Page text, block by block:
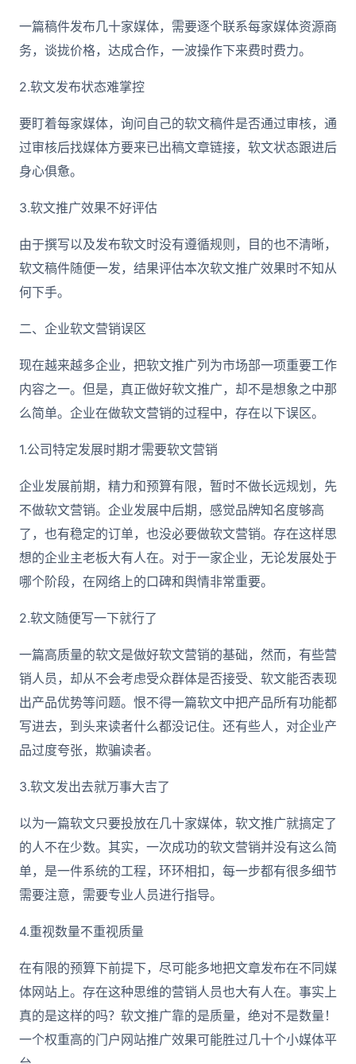
一篇稿件发布几十家媒体，需要逐个联系每家媒体资源商
务，谈拢价格，达成合作，一波操作下来费时费力。
2.软文发布状态难掌控
要盯着每家媒体，询问自己的软文稿件是否通过审核，通
过审核后找媒体方要来已出稿文章链接，软文状态跟进后
身心俱惫。
3.软文推广效果不好评估
由于撰写以及发布软文时没有遵循规则，目的也不清晰，
软文稿件随便一发，结果评估本次软文推广效果时不知从
何下手。
二、企业软文营销误区
现在越来越多企业，把软文推广列为市场部一项重要工作
内容之一。但是，真正做好软文推广，却不是想象之中那
么简单。企业在做软文营销的过程中，存在以下误区。
1.公司特定发展时期才需要软文营销
企业发展前期，精力和预算有限，暂时不做长远规划，先
不做软文营销。企业发展中后期，感觉品牌知名度够高
了，也有稳定的订单，也没必要做软文营销。存在这样思
想的企业主老板大有人在。对于一家企业，无论发展处于
哪个阶段，在网络上的口碑和舆情非常重要。
2.软文随便写一下就行了
一篇高质量的软文是做好软文营销的基础，然而，有些营
销人员，却从不会考虑受众群体是否接受、软文能否表现
出产品优势等问题。恨不得一篇软文中把产品所有功能都
写进去，到头来读者什么都没记住。还有些人，对企业产
品过度夸张，欺骗读者。
3.软文发出去就万事大吉了
以为一篇软文只要投放在几十家媒体，软文推广就搞定了
的人不在少数。其实，一次成功的软文营销并没有这么简
单，是一件系统的工程，环环相扣，每一步都有很多细节
需要注意，需要专业人员进行指导。
4.重视数量不重视质量
在有限的预算下前提下，尽可能多地把文章发布在不同媒
体网站上。存在这种思维的营销人员也大有人在。事实上
真的是这样的吗？软文推广靠的是质量，绝对不是数量！
一个权重高的门户网站推广效果可能胜过几十个小媒体平